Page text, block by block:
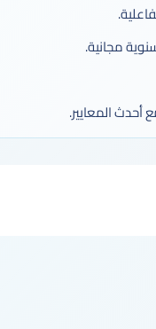
مجانية.
أحدث المعايير.